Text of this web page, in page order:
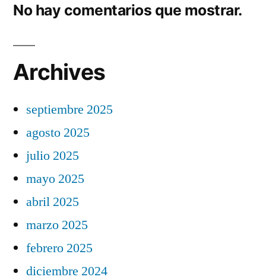
No hay comentarios que mostrar.
Archives
septiembre 2025
agosto 2025
julio 2025
mayo 2025
abril 2025
marzo 2025
febrero 2025
diciembre 2024